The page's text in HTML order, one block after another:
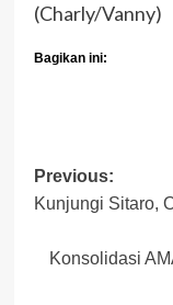
(Charly/Vanny)
Bagikan ini:
Post
Previous:
Kunjungi Sitaro,
Konsolidasi